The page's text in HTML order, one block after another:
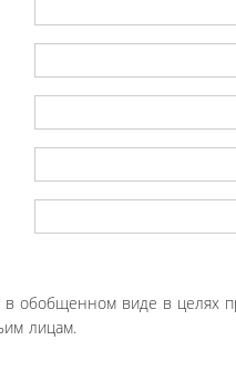
обобщенном виде в
лицам.